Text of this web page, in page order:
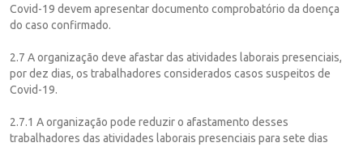
Covid-19 devem apresentar documento comprobatório da doença
do caso confirmado.
2.7 A organização deve afastar das atividades laborais presenciais,
por dez dias, os trabalhadores considerados casos suspeitos de
Covid-19.
2.7.1 A organização pode reduzir o afastamento desses
trabalhadores das atividades laborais presenciais para sete dias